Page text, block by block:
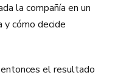
la compañía en un
y cómo decide
el resultado